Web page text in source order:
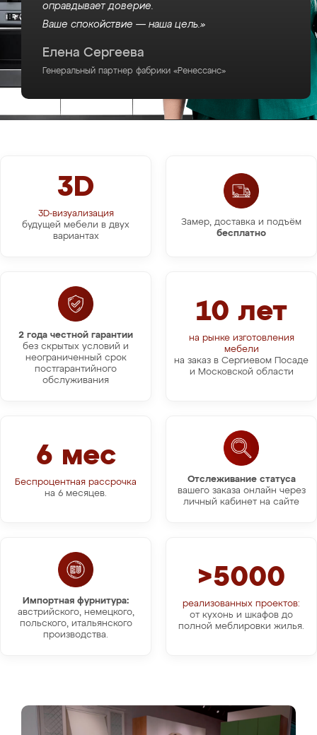
оправдывает доверие.
Ваше спокойствие — наша цель.»
Елена Сергеева
Генеральный партнер фабрики «Ренессанс»
3D
3D-визуализация
будущей мебели в двух
вариантах
Замер, доставка и подъём
бесплатно
10 лет
на рынке изготовления
мебели
на заказ в Сергиевом Посаде
и Московской области
2 года честной гарантии
без скрытых условий и
неограниченный срок
постгарантийного
обслуживания
Отслеживание статуса
вашего заказа онлайн через
личный кабинет на сайте
6 мес
Беспроцентная рассрочка
на 6 месяцев.
Импортная фурнитура:
австрийского, немецкого,
польского, итальянского
производства.
>5000
реализованных проектов:
от кухонь и шкафов до
полной меблировки жилья.